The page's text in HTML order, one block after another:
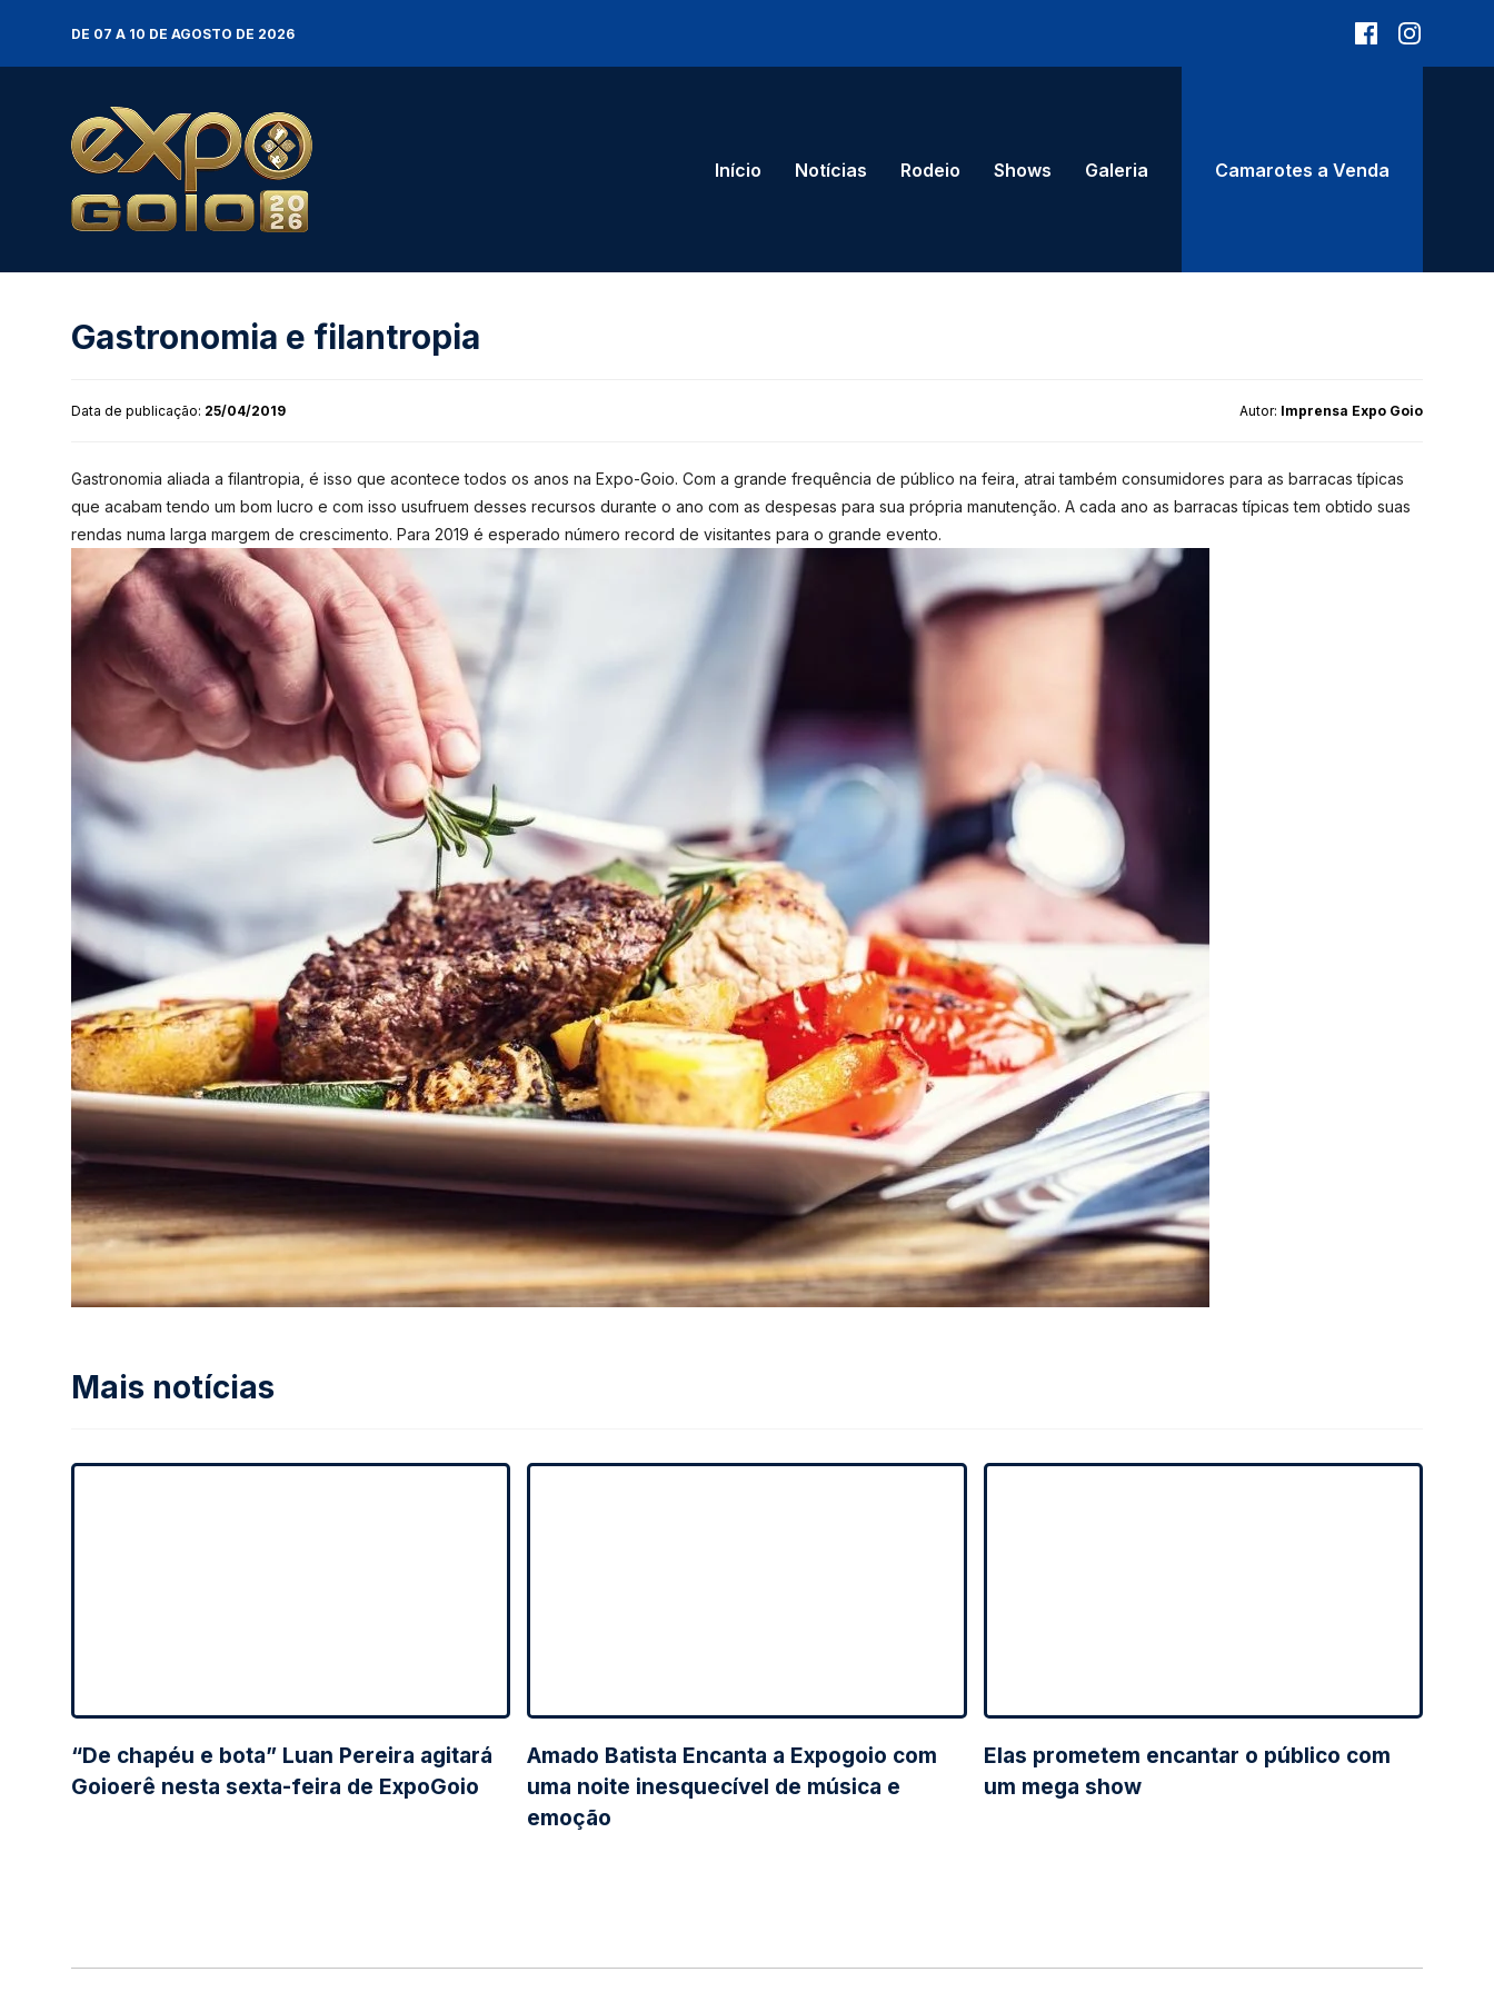
DE 07 A 10 DE AGOSTO DE 2026
Início Notícias Rodeio Shows Galeria Camarotes a Venda
Gastronomia e filantropia
Data de publicação: 25/04/2019 Autor: Imprensa Expo Goio
Gastronomia aliada a filantropia, é isso que acontece todos os anos na Expo-Goio. Com a grande frequência de público na feira, atrai também consumidores para as barracas típicas
que acabam tendo um bom lucro e com isso usufruem desses recursos durante o ano com as despesas para sua própria manutenção. A cada ano as barracas típicas tem obtido suas
rendas numa larga margem de crescimento. Para 2019 é esperado número record de visitantes para o grande evento.
Mais notícias
“De chapéu e bota” Luan Pereira agitará
Goioerê nesta sexta-feira de ExpoGoio
Amado Batista Encanta a Expogoio com
uma noite inesquecível de música e
emoção
Elas prometem encantar o público com
um mega show